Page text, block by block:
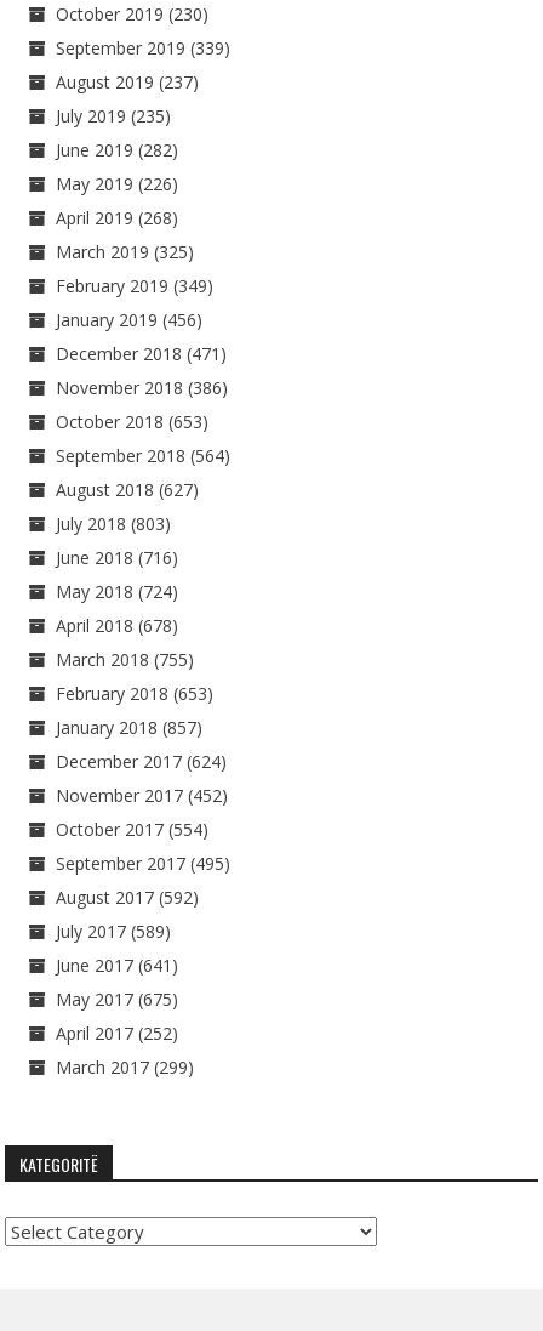
October 2019 (230)
September 2019 (339)
August 2019 (237)
July 2019 (235)
June 2019 (282)
May 2019 (226)
April 2019 (268)
March 2019 (325)
February 2019 (349)
January 2019 (456)
December 2018 (471)
November 2018 (386)
October 2018 (653)
September 2018 (564)
August 2018 (627)
July 2018 (803)
June 2018 (716)
May 2018 (724)
April 2018 (678)
March 2018 (755)
February 2018 (653)
January 2018 (857)
December 2017 (624)
November 2017 (452)
October 2017 (554)
September 2017 (495)
August 2017 (592)
July 2017 (589)
June 2017 (641)
May 2017 (675)
April 2017 (252)
March 2017 (299)
KATEGORITË
Kategoritë